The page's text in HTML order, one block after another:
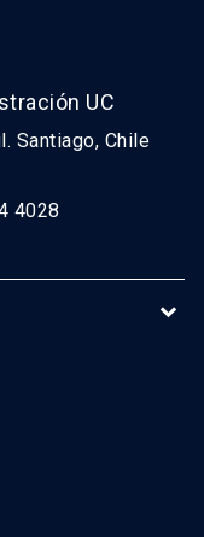
UC
Santiago, Chile
4028